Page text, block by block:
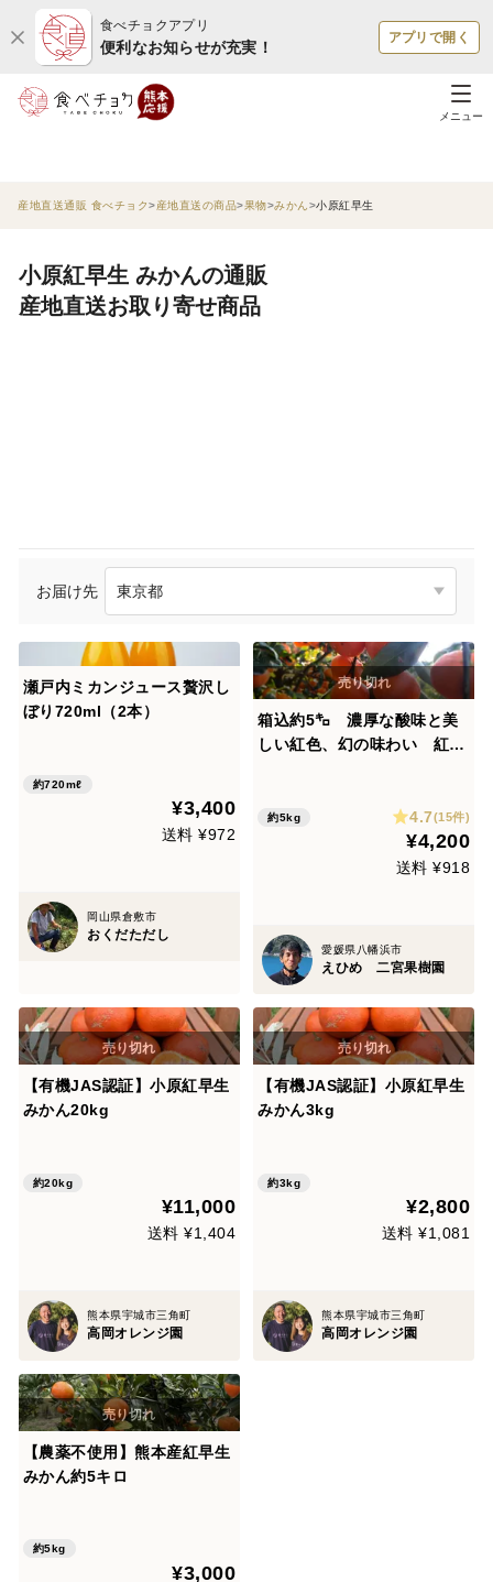
食べチョクアプリ
便利なお知らせが充実！
アプリで開く
メニュー
産地直送通販 食べチョク 産地直送の商品 果物 みかん 小原紅早生
小原紅早生 みかんの通販
産地直送お取り寄せ商品
お届け先
瀬戸内ミカンジュース贅沢し
ぼり720ml（2本）
約720mℓ
¥3,400
送料 ¥972
岡山県倉敷市
おくだただし
箱込約5㌔ 濃厚な酸味と美
しい紅色、幻の味わい 紅み
約5kg 4.7(15件)
¥4,200
送料 ¥918
愛媛県八幡浜市
えひめ 二宮果樹園
【有機JAS認証】小原紅早生
みかん20kg
約20kg
¥11,000
送料 ¥1,404
熊本県宇城市三角町
高岡オレンジ園
【有機JAS認証】小原紅早生
みかん3kg
約3kg
¥2,800
送料 ¥1,081
熊本県宇城市三角町
高岡オレンジ園
【農薬不使用】熊本産紅早生
みかん約5キロ
約5kg
¥3,000